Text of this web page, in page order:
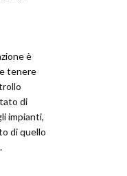
è
tenere
di
impianti,
di quello